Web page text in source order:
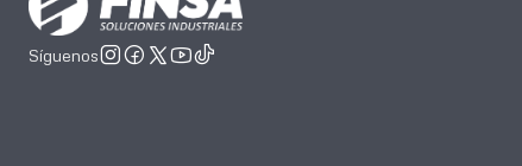
Síguenos